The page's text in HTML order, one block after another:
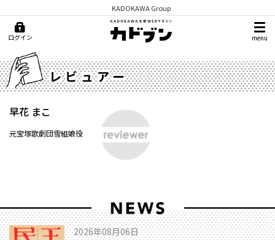
KADOKAWA Group
ログイン menu
レビュアー
早花 まこ
元宝塚歌劇団雪組娘役
2026年08月06日